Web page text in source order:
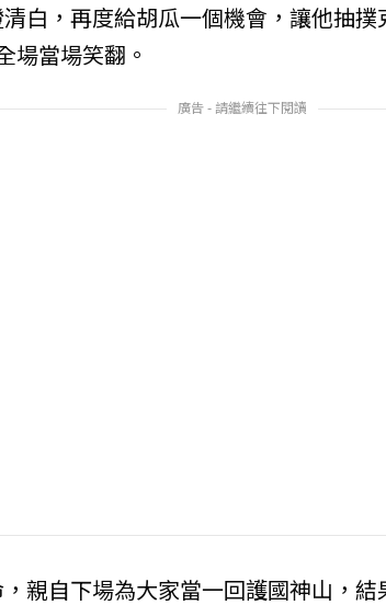
白，再度給胡瓜一個機會，讓他抽
場當場笑翻。
廣告 - 請繼續往下閱讀
親自下場為大家當一回護國神山，